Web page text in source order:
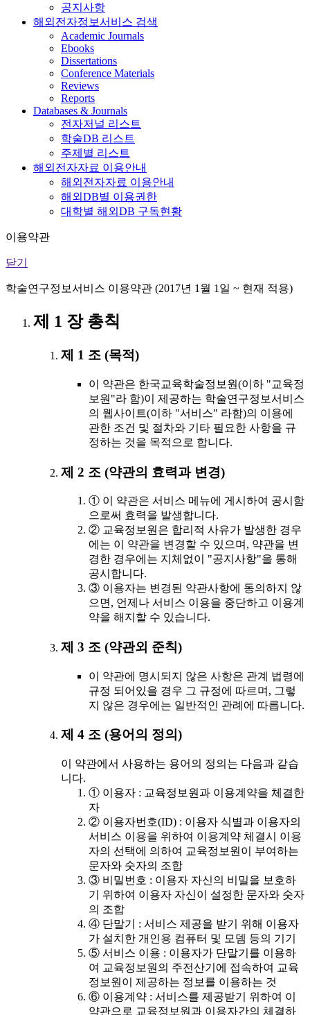
공지사항
해외전자정보서비스 검색
Academic Journals
Ebooks
Dissertations
Conference Materials
Reviews
Reports
Databases & Journals
전자저널 리스트
학술DB 리스트
주제별 리스트
해외전자자료 이용안내
해외전자자료 이용안내
해외DB별 이용권한
대학별 해외DB 구독현황
이용약관
닫기
학술연구정보서비스 이용약관 (2017년 1월 1일 ~ 현재 적용)
제 1 장 총칙
제 1 조 (목적)
이 약관은 한국교육학술정보원(이하 "교육정
보원"라 함)이 제공하는 학술연구정보서비스
의 웹사이트(이하 "서비스" 라함)의 이용에
관한 조건 및 절차와 기타 필요한 사항을 규
정하는 것을 목적으로 합니다.
제 2 조 (약관의 효력과 변경)
① 이 약관은 서비스 메뉴에 게시하여 공시함
으로써 효력을 발생합니다.
② 교육정보원은 합리적 사유가 발생한 경우
에는 이 약관을 변경할 수 있으며, 약관을 변
경한 경우에는 지체없이 "공지사항"을 통해
공시합니다.
③ 이용자는 변경된 약관사항에 동의하지 않
으면, 언제나 서비스 이용을 중단하고 이용계
약을 해지할 수 있습니다.
제 3 조 (약관외 준칙)
이 약관에 명시되지 않은 사항은 관계 법령에
규정 되어있을 경우 그 규정에 따르며, 그렇
지 않은 경우에는 일반적인 관례에 따릅니다.
제 4 조 (용어의 정의)
이 약관에서 사용하는 용어의 정의는 다음과 같습
니다.
① 이용자 : 교육정보원과 이용계약을 체결한
자
② 이용자번호(ID) : 이용자 식별과 이용자의
서비스 이용을 위하여 이용계약 체결시 이용
자의 선택에 의하여 교육정보원이 부여하는
문자와 숫자의 조합
③ 비밀번호 : 이용자 자신의 비밀을 보호하
기 위하여 이용자 자신이 설정한 문자와 숫자
의 조합
④ 단말기 : 서비스 제공을 받기 위해 이용자
가 설치한 개인용 컴퓨터 및 모뎀 등의 기기
⑤ 서비스 이용 : 이용자가 단말기를 이용하
여 교육정보원의 주전산기에 접속하여 교육
정보원이 제공하는 정보를 이용하는 것
⑥ 이용계약 : 서비스를 제공받기 위하여 이
약관으로 교육정보원과 이용자간의 체결하